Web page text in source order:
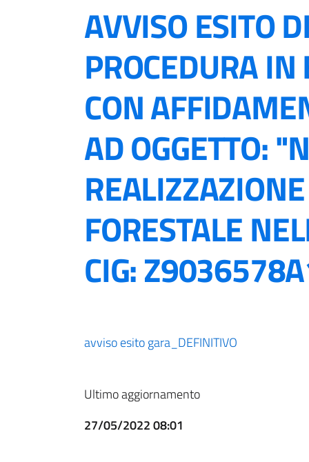
AVVISO ESITO
PROCEDURA
CON
AD OGGETTO:
FORESTALE
CIG:
avviso esito gara_DEFINITIVO
Ultimo aggiornamento
27/05/2022 08:01